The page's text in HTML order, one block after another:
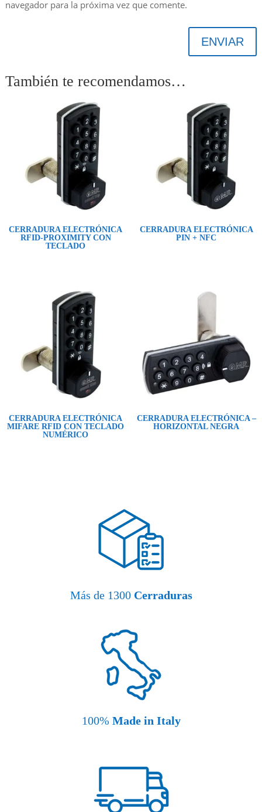
navegador para la próxima vez que comente.
ENVIAR
También te recomendamos…
CERRADURA ELECTRÓNICA
RFID-PROXIMITY CON
TECLADO
CERRADURA ELECTRÓNICA
PIN + NFC
CERRADURA ELECTRÓNICA
MIFARE RFID CON TECLADO
NUMÉRICO
CERRADURA ELECTRÓNICA –
HORIZONTAL NEGRA
Más de 1300 Cerraduras
100% Made in Italy